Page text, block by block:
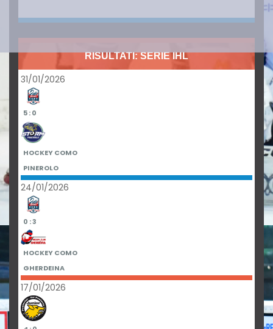
RISULTATI: SERIE IHL
31/01/2026
5 : 0
HOCKEY COMO
PINEROLO
24/01/2026
0 : 3
HOCKEY COMO
GHERDEINA
17/01/2026